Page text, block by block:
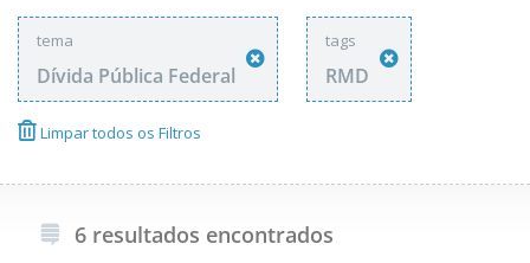
tema
Dívida Pública Federal
tags
RMD
Limpar todos os Filtros
6 resultados encontrados